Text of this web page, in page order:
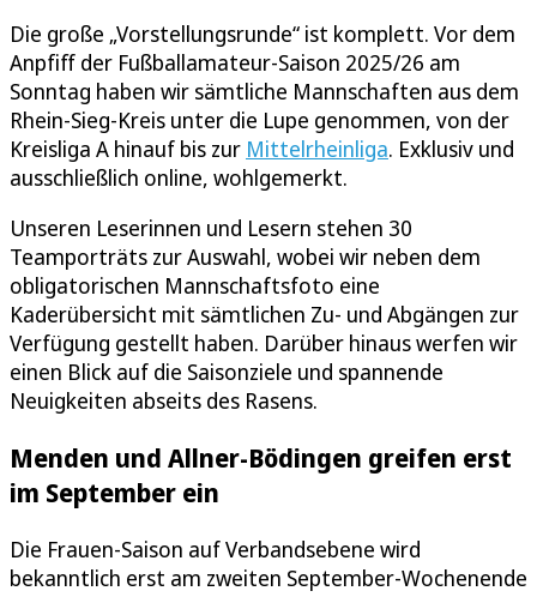
Die große „Vorstellungsrunde“ ist komplett. Vor dem
Anpfiff der Fußballamateur-Saison 2025/26 am
Sonntag haben wir sämtliche Mannschaften aus dem
Rhein-Sieg-Kreis unter die Lupe genommen, von der
Kreisliga A hinauf bis zur Mittelrheinliga. Exklusiv und
ausschließlich online, wohlgemerkt.
Unseren Leserinnen und Lesern stehen 30
Teamporträts zur Auswahl, wobei wir neben dem
obligatorischen Mannschaftsfoto eine
Kaderübersicht mit sämtlichen Zu- und Abgängen zur
Verfügung gestellt haben. Darüber hinaus werfen wir
einen Blick auf die Saisonziele und spannende
Neuigkeiten abseits des Rasens.
Menden und Allner-Bödingen greifen erst
im September ein
Die Frauen-Saison auf Verbandsebene wird
bekanntlich erst am zweiten September-Wochenende